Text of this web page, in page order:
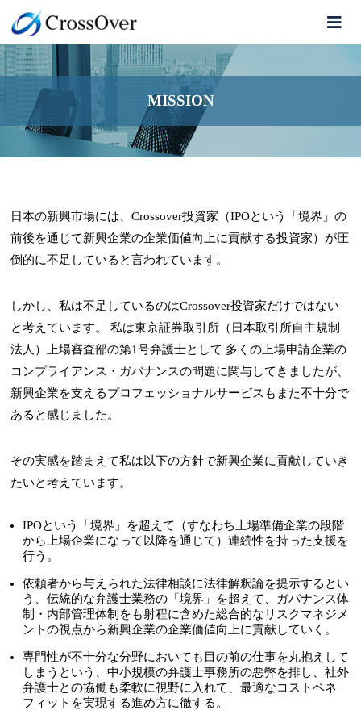
MISSION
日本の新興市場には、Crossover投資家（IPOという「境界」の
前後を通じて新興企業の企業価値向上に貢献する投資家）が圧
倒的に不足していると言われています。
しかし、私は不足しているのはCrossover投資家だけではない
と考えています。
私は東京証券取引所（日本取引所自主規制
法人）上場審査部の第1号弁護士として 多くの上場申請企業の
コンプライアンス・ガバナンスの問題に関与してきましたが、
新興企業を支えるプロフェッショナルサービスもまた不十分で
あると感じました。
その実感を踏まえて私は以下の方針で新興企業に貢献していき
たいと考えています。
IPOという「境界」を超えて（すなわち上場準備企業の段階
から上場企業になって以降を通じて）連続性を持った支援を
行う。
依頼者から与えられた法律相談に法律解釈論を提示するとい
う、伝統的な弁護士業務の「境界」を超えて、ガバナンス体
制・内部管理体制をも射程に含めた総合的なリスクマネジメ
ントの視点から新興企業の企業価値向上に貢献していく。
専門性が不十分な分野においても目の前の仕事を丸抱えして
しまうという、中小規模の弁護士事務所の悪弊を排し、社外
弁護士との協働も柔軟に視野に入れて、最適なコストベネ
フィットを実現する進め方に徹する。